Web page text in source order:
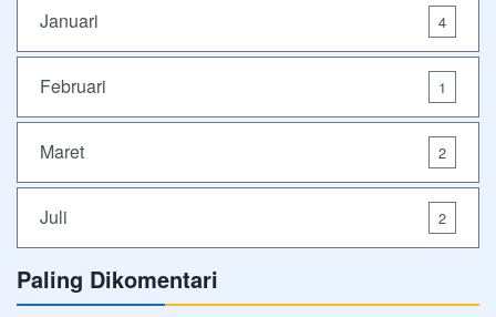
Januari 4
Februari 1
Maret 2
Juli 2
Paling Dikomentari